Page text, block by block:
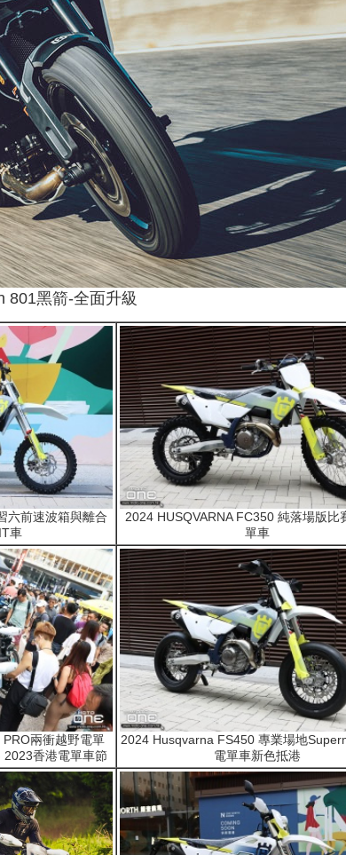
801黑箭-全面升級
六前速波箱與離合
車
2024 HUSQVARNA FC350 純落場版比
單車
兩衝越野電單
香港電單車節
2024 Husqvarna FS450 專業場地
電單車新色抵港